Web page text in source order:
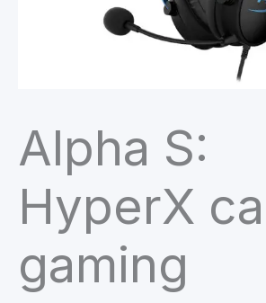
Alpha S:
HyperX
gaming